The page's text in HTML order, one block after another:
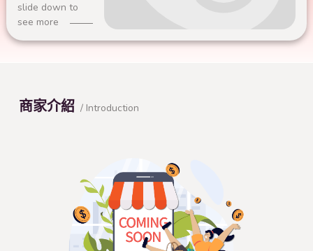
slide down to
see more
商家介紹 / Introduction